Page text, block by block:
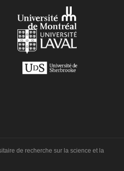
de recherche sur la science et la